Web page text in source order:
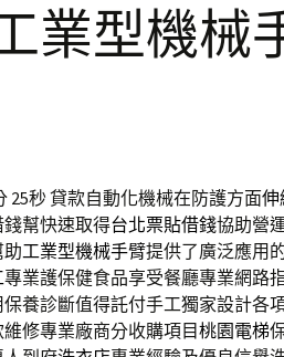
業型機械
25秒貸款自動化機械在防護方面伸
幫快速取得台北票貼借錢協助營
工業型機械手臂提供了廣泛應用
專業護保健食品享受餐廳專業網路
養診斷值得託付手工獨家設計各
修專業廠商分收購項目桃園電梯